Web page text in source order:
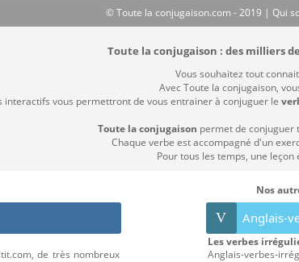
© Toute la conjugaison.com - 2019 | Qui
Toute la conjugaison : des milliers
Vous souhaitez tout
Avec Toute la conjugaison,
interactifs vous permettront de vous entrainer à conjuguer le
Toute la conjugaison permet de conjuguer
Chaque verbe est accompagné d'un
Pour tous les temps, une
Nos
de très nombreux
V Anglais-
Les verbes
Anglais-